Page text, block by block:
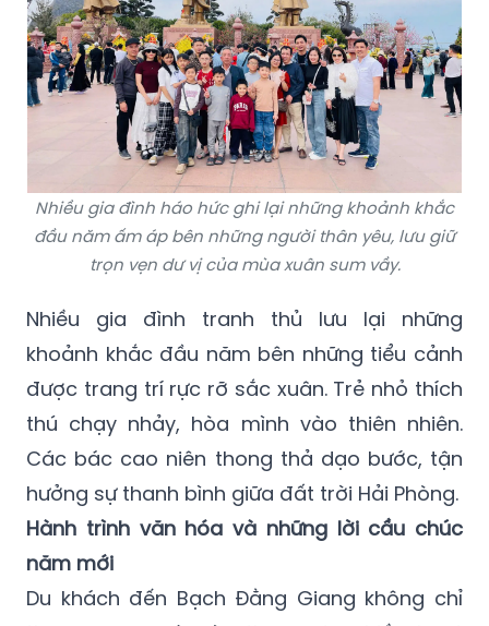
Nhiều gia đình háo hức ghi lại những khoảnh khắc
đầu năm ấm áp bên những người thân yêu, lưu giữ
trọn vẹn dư vị của mùa xuân sum vầy.
Nhiều gia đình tranh thủ lưu lại những
khoảnh khắc đầu năm bên những tiểu cảnh
được trang trí rực rỡ sắc xuân. Trẻ nhỏ thích
thú chạy nhảy, hòa mình vào thiên nhiên.
Các bác cao niên thong thả dạo bước, tận
hưởng sự thanh bình giữa đất trời Hải Phòng.
Hành trình văn hóa và những lời cầu chúc
năm mới
Du khách đến Bạch Đằng Giang không chỉ